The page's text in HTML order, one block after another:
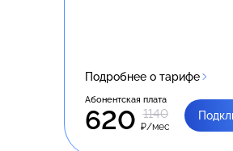
Подробнее о тарифе
Абонентская плата
620 1140
₽/мес